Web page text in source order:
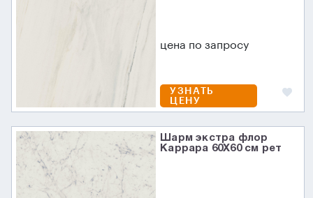
цена по запросу
УЗНАТЬ
ЦЕНУ
Шарм экстра флор
Каррара 60X60 см рет